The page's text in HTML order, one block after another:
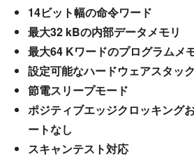
14ビット幅の命令ワード
最大32 kBの内部データメモリ
最大64 Kワードのプログラムメ
設定可能なハードウェアスタック
節電スリープモード
ポジティブエッジクロッキング
ートなし
スキャンテスト対応